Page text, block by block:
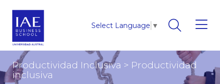
Select Language ▼
Productividad Inclusiva > Productividad
inclusiva